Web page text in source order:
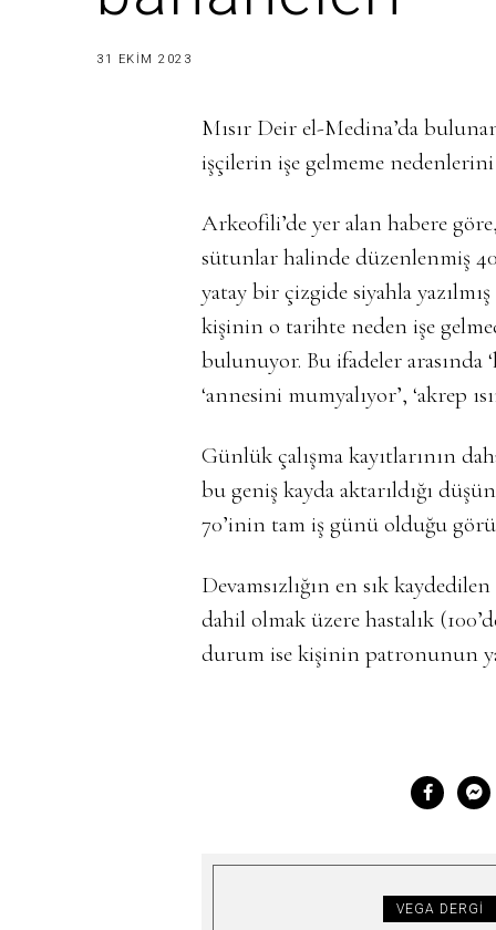
31 EKIM 2023
Mısır Deir el-Medina’da
işçilerin işe gelmeme
Arkeofili’de yer alan habere
sütunlar halinde düzenlenmiş
yatay bir çizgide siyahla
kişinin o tarihte neden işe
bulunuyor. Bu ifadeler arasında
‘annesini mumyalıyor’, ‘akrep
Günlük çalışma kayıtlarının
bu geniş kayda aktarıldığı
70’inin tam iş günü olduğu
Devamsızlığın en sık kaydedilen
dahil olmak üzere hastalık
durum ise kişinin patronunun
VEGA DERGI